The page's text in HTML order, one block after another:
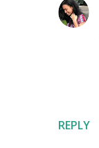
REPLY